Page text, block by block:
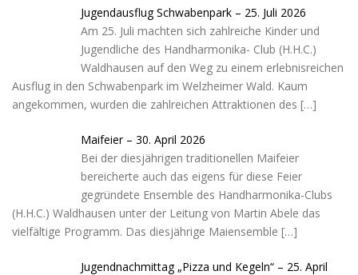
c
a
r
t
Jugendausflug Schwabenpark – 25. Juli 2026
Am 25. Juli machten sich zahlreiche Kinder und
Jugendliche des Handharmonika- Club (H.H.C.)
Waldhausen auf den Weg zu einem erlebnisreichen
Ausflug in den Schwabenpark im Welzheimer Wald. Kaum
angekommen, wurden die zahlreichen Attraktionen des […]
Maifeier – 30. April 2026
Bei der diesjährigen traditionellen Maifeier
bereicherte auch das eigens für diese Feier
gegründete Ensemble des Handharmonika-Clubs
(H.H.C.) Waldhausen unter der Leitung von Martin Abele das
vielfältige Programm. Das diesjährige Maiensemble […]
Jugendnachmittag „Pizza und Kegeln“ – 25. April